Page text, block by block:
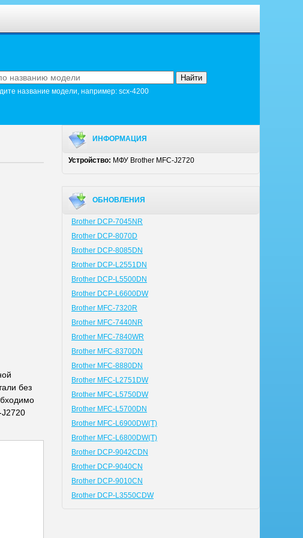
название модели, например: scx-4200
без
ИНФОРМАЦИЯ
Устройство: МФУ Brother MFC-J2720
ОБНОВЛЕНИЯ
Brother DCP-7045NR
Brother DCP-8070D
Brother DCP-8085DN
Brother DCP-L2551DN
Brother DCP-L5500DN
Brother DCP-L6600DW
Brother MFC-7320R
Brother MFC-7440NR
Brother MFC-7840WR
Brother MFC-8370DN
Brother MFC-8880DN
Brother MFC-L2751DW
Brother MFC-L5750DW
Brother MFC-L5700DN
Brother MFC-L6900DW(T)
Brother MFC-L6800DW(T)
Brother DCP-9042CDN
Brother DCP-9040CN
Brother DCP-9010CN
Brother DCP-L3550CDW